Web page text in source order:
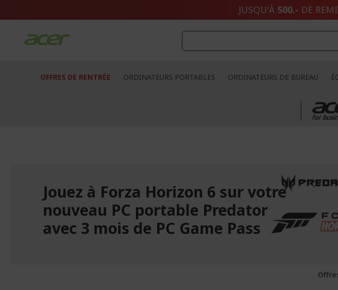
JUSQU'À 500.- DE
OFFRES DE RENTRÉE ORDINATEURS PORTABLES ORDINATEURS DE BUREAU
Jouez à Forza Horizon 6 sur votre
nouveau PC portable Predator
avec 3 mois de PC Game Pass